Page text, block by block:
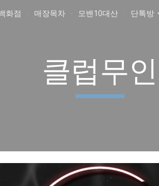
main content
화점 매장목차 모밴10대산 단톡방
클럽무인